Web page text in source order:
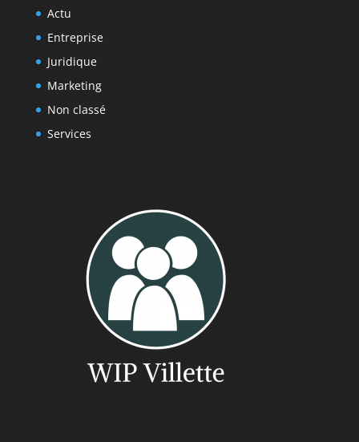
Actu
Entreprise
Juridique
Marketing
Non classé
Services